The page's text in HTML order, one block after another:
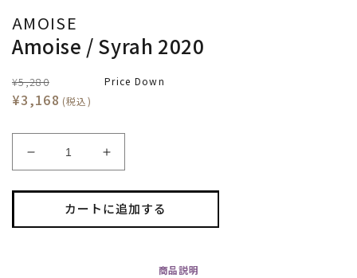
AMOISE
Amoise / Syrah 2020
¥5,280
¥3,168 (税込)
Price Down
Amoise
/
Syrah
の
Amoise
/
Syrah
2020
の
カートに追加する
商品説明